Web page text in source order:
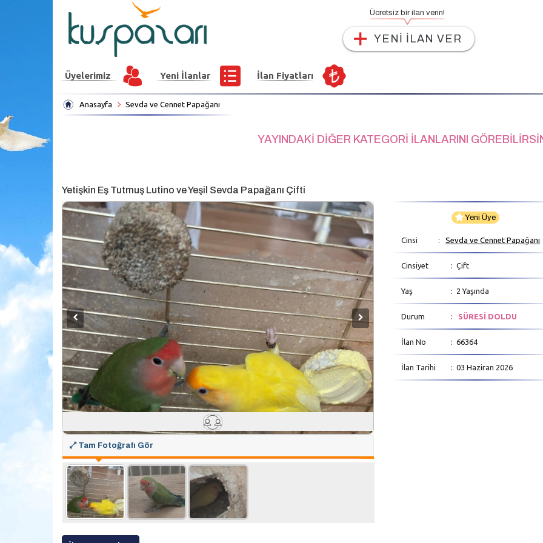
Ücretsiz bir ilan verin!
YENİ İLAN VER
Üyelerimiz Yeni İlanlar İlan Fiyatları
Anasayfa Sevda ve Cennet Papağanı
YAYINDAKİ DİĞER KATEGORİ İLANLARINI
Yetişkin Eş Tutmuş Lutino ve Yeşil Sevda Papağanı Çifti
Tam Fotoğrafı Gör
Yeni Üye
Cinsi :Sevda ve Cennet Papağanı
Cinsiyet : Çift
Yaş : 2 Yaşında
Durum : SÜRESİ DOLDU
İlan No : 66364
İlan Tarihi : 03 Haziran 2026